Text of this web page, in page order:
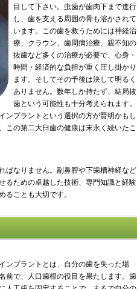
目して下さい。虫歯が歯肉下まで進行
し、歯を支える周囲の骨も溶かされて
います。この歯を救うためには神経治
療、クラウン、歯周病治療、親不知の
抜歯など多くの治療が必要で、心身・
時間・経済的な負担が重く圧し掛かり
ます。そしてその予後は決して明るく
ありません。数年しか持たず、結局抜
歯という可能性も十分考えられます。
ンプラントという選択の方が賢明かもし
この第二大臼歯の健康は末永く続いたこ
ばなりません。副鼻腔や下歯槽神経など
るための卓越した技術、専門知識と経験
ることも大切です。
ンプラントとは、自分の歯を失った場
前で、人口歯根の役目を果たします。歯